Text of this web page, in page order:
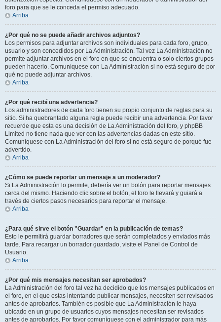
foro para que se le conceda el permiso adecuado.
Arriba
¿Por qué no se puede añadir archivos adjuntos?
Los permisos para adjuntar archivos son individuales para cada foro, grupo,
usuario y son concedidos por La Administración. Tal vez La Administración no
permite adjuntar archivos en el foro en que se encuentra o solo ciertos grupos
pueden hacerlo. Comuníquese con La Administración si no está seguro de por
qué no puede adjuntar archivos.
Arriba
¿Por qué recibí una advertencia?
Los administradores de cada foro tienen su propio conjunto de reglas para su
sitio. Si ha quebrantado alguna regla puede recibir una advertencia. Por favor
recuerde que esta es una decisión de La Administración del foro, y phpBB
Limited no tiene nada que ver con las advertencias dadas en este sitio.
Comuníquese con La Administración del foro si no está seguro de porqué fue
advertido.
Arriba
¿Cómo se puede reportar un mensaje a un moderador?
Si La Administración lo permite, debería ver un botón para reportar mensajes
cerca del mismo. Haciendo clic sobre el botón, el foro le llevará y guiará a
través de ciertos pasos necesarios para reportar el mensaje.
Arriba
¿Para qué sirve el botón "Guardar" en la publicación de temas?
Esto le permitirá guardar borradores que serán completados y enviados más
tarde. Para recargar un borrador guardado, visite el Panel de Control de
Usuario.
Arriba
¿Por qué mis mensajes necesitan ser aprobados?
La Administración del foro tal vez ha decidido que los mensajes publicados en
el foro, en el que estas intentando publicar mensajes, necesiten ser revisados
antes de aprobarlos. También es posible que La Administración le haya
ubicado en un grupo de usuarios cuyos mensajes necesitan ser revisados
antes de aprobarlos. Por favor comuníquese con el administrador para más